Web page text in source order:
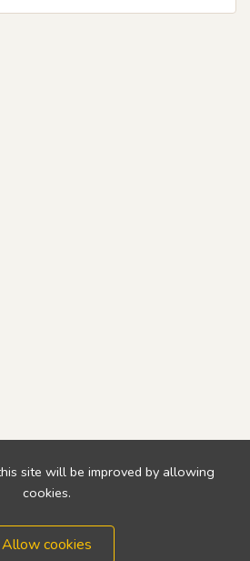
site will be improved by allowing
cookies.
Allow cookies